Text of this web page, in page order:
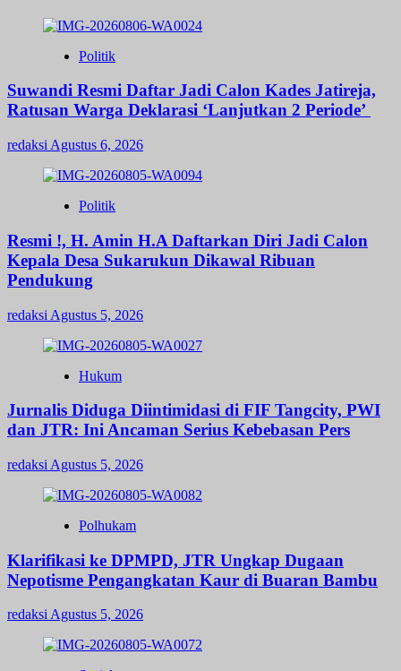
Politik
Suwandi Resmi Daftar Jadi Calon Kades Jatireja,
Ratusan Warga Deklarasi ‘Lanjutkan 2 Periode’
redaksi Agustus 6, 2026
Politik
Resmi !, H. Amin H.A Daftarkan Diri Jadi Calon
Kepala Desa Sukarukun Dikawal Ribuan
Pendukung
redaksi Agustus 5, 2026
Hukum
Jurnalis Diduga Diintimidasi di FIF Tangcity, PWI
dan JTR: Ini Ancaman Serius Kebebasan Pers
redaksi Agustus 5, 2026
Polhukam
Klarifikasi ke DPMPD, JTR Ungkap Dugaan
Nepotisme Pengangkatan Kaur di Buaran Bambu
redaksi Agustus 5, 2026